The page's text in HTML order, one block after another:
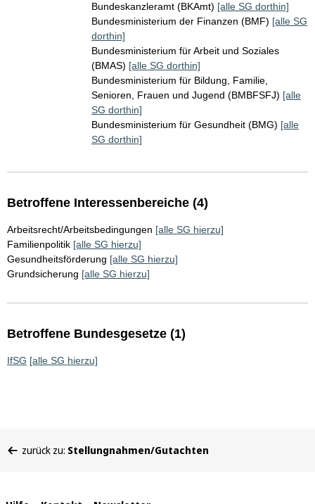
Bundeskanzleramt (BKAmt) [alle SG dorthin]
Bundesministerium der Finanzen (BMF) [alle SG
dorthin]
Bundesministerium für Arbeit und Soziales
(BMAS) [alle SG dorthin]
Bundesministerium für Bildung, Familie,
Senioren, Frauen und Jugend (BMBFSFJ) [alle
SG dorthin]
Bundesministerium für Gesundheit (BMG) [alle
SG dorthin]
Betroffene Interessenbereiche (4)
Arbeitsrecht/Arbeitsbedingungen [alle SG hierzu]
Familienpolitik [alle SG hierzu]
Gesundheitsförderung [alle SG hierzu]
Grundsicherung [alle SG hierzu]
Betroffene Bundesgesetze (1)
IfSG [alle SG hierzu]
befinden
zurück zu: Stellungnahmen/Gutachten